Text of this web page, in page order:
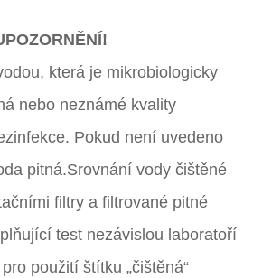
která je mikrobiologicky
nebo neznámé kvality
Pokud není uvedeno
pitná.Srovnání vody čištěné
filtry a filtrované pitné
test nezávislou laboratoří
použití štítku „čištěná“